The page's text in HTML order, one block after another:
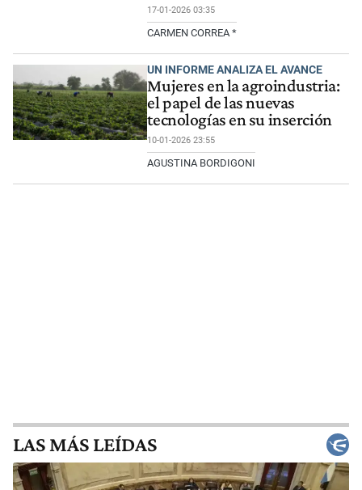
17-01-2026 03:35
CARMEN CORREA *
UN INFORME ANALIZA EL AVANCE
Mujeres en la agroindustria:
el papel de las nuevas
tecnologías en su inserción
10-01-2026 23:55
AGUSTINA BORDIGONI
LAS MÁS LEÍDAS